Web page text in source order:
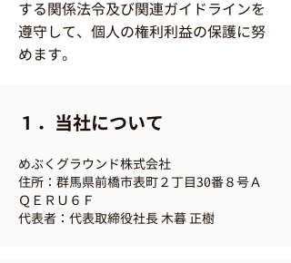
する関係法令及び関連ガイドラインを
遵守して、個人の権利利益の保護に努
めます。
１．当社について
めぶくグラウンド株式会社
住所：群馬県前橋市表町２丁目30番８号Ａ
ＱＥＲＵ６Ｆ
代表者：代表取締役社長 木暮 正樹